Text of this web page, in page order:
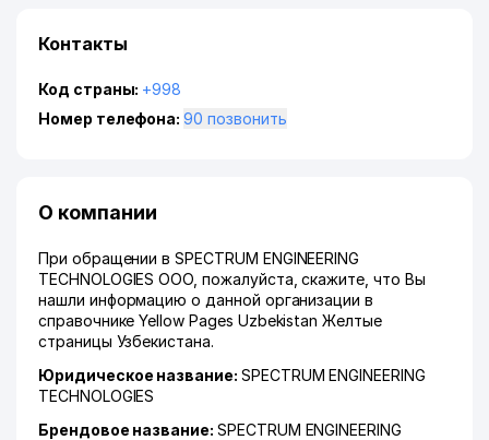
Контакты
Код страны: +998
Номер телефона:
90 позвонить
О компании
При обращении в SPECTRUM ENGINEERING
TECHNOLOGIES ООО, пожалуйста, скажите, что Вы
нашли информацию о данной организации в
справочнике Yellow Pages Uzbekistan Желтые
страницы Узбекистана.
Юридическое название: SPECTRUM ENGINEERING
TECHNOLOGIES
Брендовое название: SPECTRUM ENGINEERING